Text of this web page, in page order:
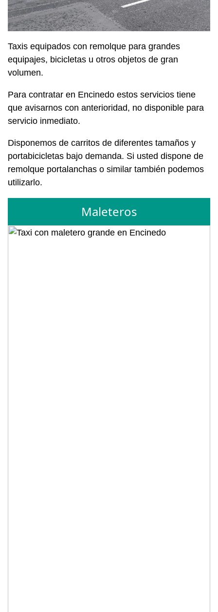
Taxis equipados con remolque para grandes
equipajes, bicicletas u otros objetos de gran
volumen.
Para contratar en Encinedo estos servicios tiene
que avisarnos con anterioridad, no disponible para
servicio inmediato.
Disponemos de carritos de diferentes tamaños y
portabicicletas bajo demanda. Si usted dispone de
remolque portalanchas o similar también podemos
utilizarlo.
Maleteros